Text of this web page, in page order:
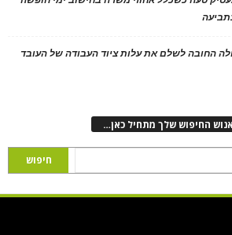
החובה לשלם את עלות ציוד העבודה של העובד
החיפוש שלך מתחיל כאן…